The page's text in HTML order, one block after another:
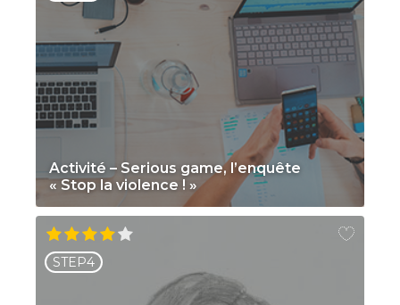
Activité – Serious game, l’enquête
« Stop la violence ! »
STEP4